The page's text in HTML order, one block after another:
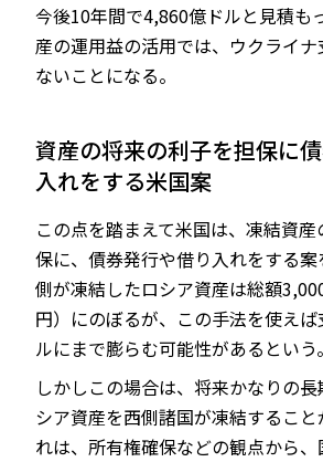
今後10年間で4,860億ドルと見積も
産の運用益の活用では、ウクライナ
ないことになる。
資産の将来の利子を担保に
入れをする米国案
この点を踏まえて米国は、凍結資
保に、債券発行や借り入れをする
側が凍結したロシア資産は総額
円）にのぼるが、この手法を使え
ルにまで膨らむ可能性があるという。
しかしこの場合は、将来かなりの
シア資産を西側諸国が凍結するこ
れは、所有権確保などの観点から